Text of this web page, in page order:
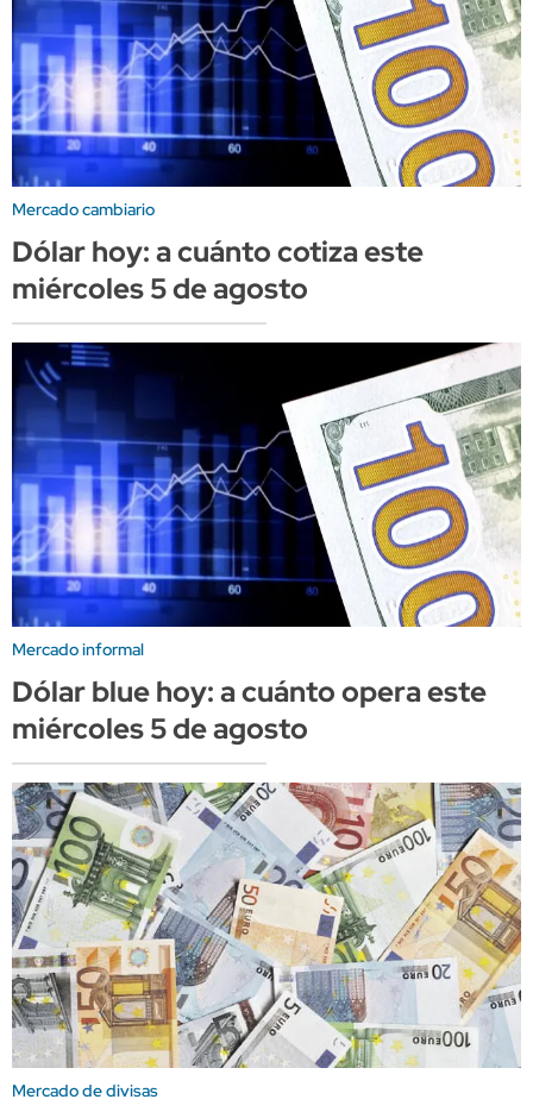
Mercado cambiario
Dólar hoy: a cuánto cotiza este
miércoles 5 de agosto
Mercado informal
Dólar blue hoy: a cuánto opera este
miércoles 5 de agosto
Mercado de divisas